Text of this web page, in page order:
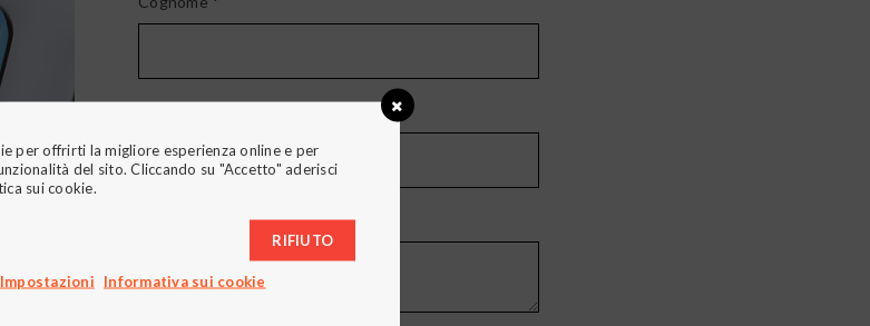
ne
form
per offrirti la migliore esperienza online e per
del sito. Cliccando su "Accetto" aderisci
sui cookie.
RIFIUTO
Impostazioni Informativa sui cookie